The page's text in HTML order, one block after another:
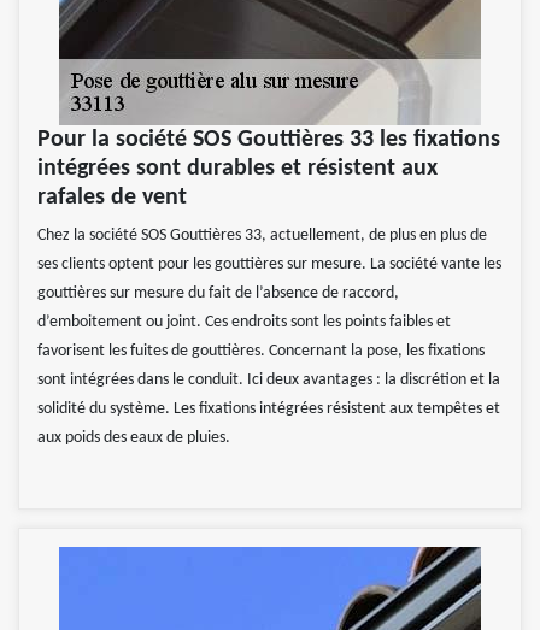
Pour la société SOS Gouttières 33 les fixations
intégrées sont durables et résistent aux
rafales de vent
Chez la société SOS Gouttières 33, actuellement, de plus en plus de
ses clients optent pour les gouttières sur mesure. La société vante les
gouttières sur mesure du fait de l’absence de raccord,
d’emboitement ou joint. Ces endroits sont les points faibles et
favorisent les fuites de gouttières. Concernant la pose, les fixations
sont intégrées dans le conduit. Ici deux avantages : la discrétion et la
solidité du système. Les fixations intégrées résistent aux tempêtes et
aux poids des eaux de pluies.